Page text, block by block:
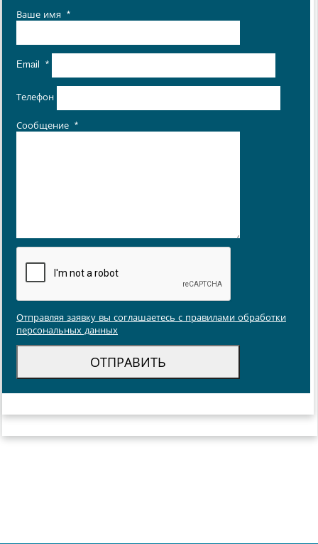
Ваше имя *
Email *
Телефон
Сообщение *
Отправляя заявку вы соглашаетесь с правилами обработки
персональных данных